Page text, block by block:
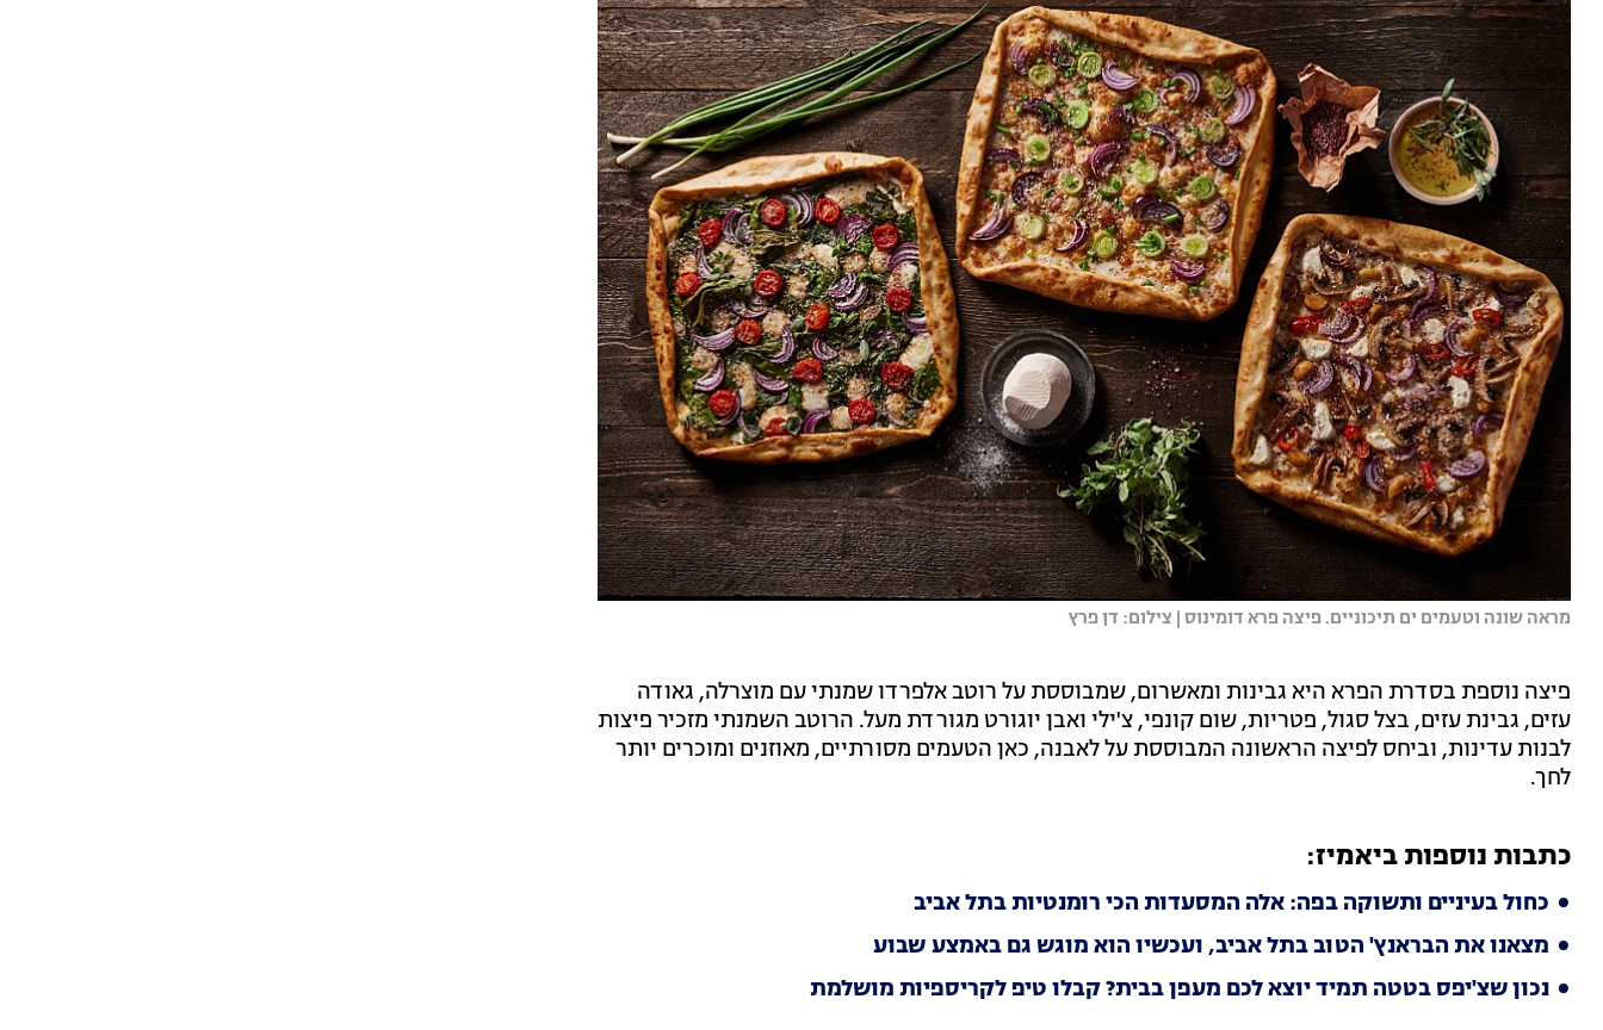
מראה שונה וטעמים ים תיכוניים. פיצה פרא דומינוס | צילום: דן פרץ
פיצה נוספת בסדרת הפרא היא גבינות ומאשרום, שמבוססת על רוטב אלפרדו שמנתי עם מוצרלה, גאודה
עזים, גבינת עזים, בצל סגול, פטריות, שום קונפי, צ'ילי ואבן יוגורט מגורדת מעל. הרוטב השמנתי מזכיר פיצות
לבנות עדינות, וביחס לפיצה הראשונה המבוססת על לאבנה, כאן הטעמים מסורתיים, מאוזנים ומוכרים יותר
לחך.
כתבות נוספות ביאמיז:
כחול בעיניים ותשוקה בפה: אלה המסעדות הכי רומנטיות בתל אביב
מצאנו את הבראנץ' הטוב בתל אביב, ועכשיו הוא מוגש גם באמצע שבוע
נכון שצ'יפס בטטה תמיד יוצא לכם מעפן בבית? קבלו טיפ לקריספיות מושלמת